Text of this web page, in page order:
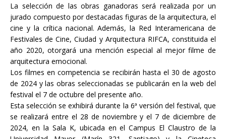
La selección de las obras ganadoras será realizada por un
jurado compuesto por destacadas figuras de la arquitectura, el
cine y la crítica nacional. Además, la Red Interamericana de
Festivales de Cine, Ciudad y Arquitectura RIFCA, constituida el
año 2020, otorgará una mención especial al mejor filme de
arquitectura emocional.
Los filmes en competencia se recibirán hasta el 30 de agosto
de 2024 y las obras seleccionadas se publicarán en la web del
festival el 7 de octubre del presente año.
Esta selección se exhibirá durante la 6ª versión del festival, que
se realizará entre el 28 de noviembre y el 7 de diciembre de
2024, en la Sala K, ubicada en el Campus El Claustro de la